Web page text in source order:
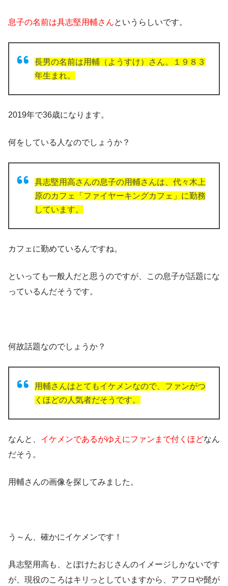
息子の名前は具志堅用輔さんというらしいです。
長男の名前は用輔（ようすけ）さん。１９８３
年生まれ。
2019年で36歳になります。
何をしている人なのでしょうか？
具志堅用高さんの息子の用輔さんは、代々木上
原のカフェ「ファイヤーキングカフェ」に勤務
しています。
カフェに勤めているんですね。
といっても一般人だと思うのですが、この息子が話題にな
っているんだそうです。
何故話題なのでしょうか？
用輔さんはとてもイケメンなので、ファンがつ
くほどの人気者だそうです。
なんと、 イケメンであるがゆえにファンまで付くほどなん
だそう。
用輔さんの画像を探してみました。
う～ん、確かにイケメンです！
具志堅用高も、とぼけたおじさんのイメージしかないです
が、現役のころはキリっとしていますから、アフロや髭が